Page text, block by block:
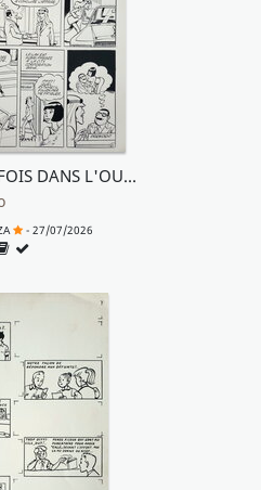
Il ETAIT UNE FOIS DANS L'OUED - O.P.A. SUR LA BELGIQUE
- 27/07/2026